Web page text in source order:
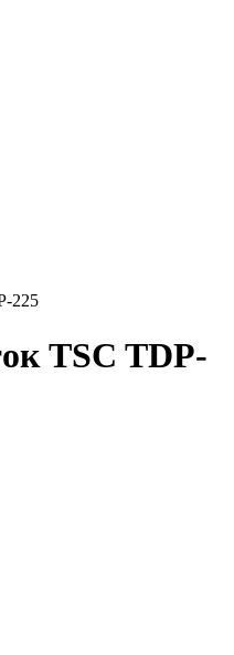
225
TSC TDP-